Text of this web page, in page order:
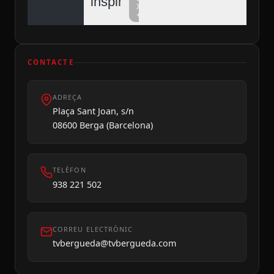
Dilluns 10
Xarxa
+
CONTACTE
ADREÇA
Plaça Sant Joan, s/n
08600 Berga (Barcelona)
TELÈFON
938 221 502
CORREU ELECTRÒNIC
tvbergueda@tvbergueda.com